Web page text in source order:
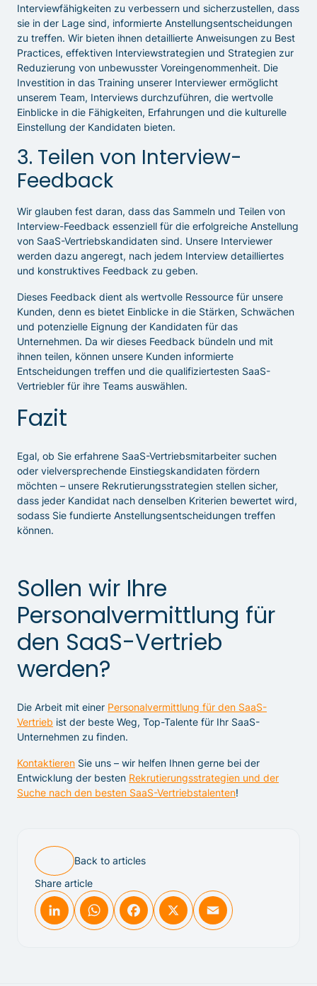
Interviewfähigkeiten zu verbessern und sicherzustellen, dass
sie in der Lage sind, informierte Anstellungsentscheidungen
zu treffen. Wir bieten ihnen detaillierte Anweisungen zu Best
Practices, effektiven Interviewstrategien und Strategien zur
Reduzierung von unbewusster Voreingenommenheit. Die
Investition in das Training unserer Interviewer ermöglicht
unserem Team, Interviews durchzuführen, die wertvolle
Einblicke in die Fähigkeiten, Erfahrungen und die kulturelle
Einstellung der Kandidaten bieten.
3. Teilen von Interview-
Feedback
Wir glauben fest daran, dass das Sammeln und Teilen von
Interview-Feedback essenziell für die erfolgreiche Anstellung
von SaaS-Vertriebskandidaten sind. Unsere Interviewer
werden dazu angeregt, nach jedem Interview detailliertes
und konstruktives Feedback zu geben.
Dieses Feedback dient als wertvolle Ressource für unsere
Kunden, denn es bietet Einblicke in die Stärken, Schwächen
und potenzielle Eignung der Kandidaten für das
Unternehmen. Da wir dieses Feedback bündeln und mit
ihnen teilen, können unsere Kunden informierte
Entscheidungen treffen und die qualifiziertesten SaaS-
Vertriebler für ihre Teams auswählen.
Fazit
Egal, ob Sie erfahrene SaaS-Vertriebsmitarbeiter suchen
oder vielversprechende Einstiegskandidaten fördern
möchten – unsere Rekrutierungsstrategien stellen sicher,
dass jeder Kandidat nach denselben Kriterien bewertet wird,
sodass Sie fundierte Anstellungsentscheidungen treffen
können.
Sollen wir Ihre
Personalvermittlung für
den SaaS-Vertrieb
werden?
Die Arbeit mit einer Personalvermittlung für den SaaS-
Vertrieb ist der beste Weg, Top-Talente für Ihr SaaS-
Unternehmen zu finden.
Kontaktieren Sie uns – wir helfen Ihnen gerne bei der
Entwicklung der besten Rekrutierungsstrategien und der
Suche nach den besten SaaS-Vertriebstalenten!
Back to articles
Share article
LinkedInWhatsAppFacebook
X Email